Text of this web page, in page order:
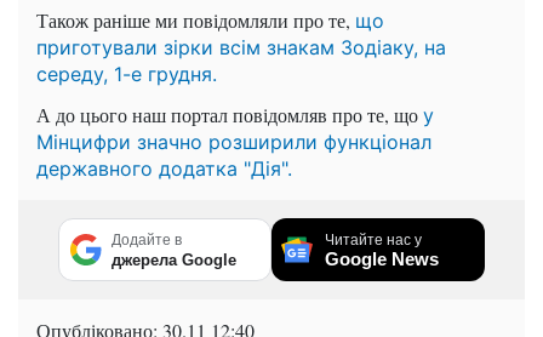
Також раніше ми повідомляли про те, що
приготували зірки всім знакам Зодіаку, на
середу, 1-е грудня.
А до цього наш портал повідомляв про те, що у
Мінцифри значно розширили функціонал
державного додатка "Дія".
Додайте в
джерела Google
Читайте нас у
Google News
Опубліковано: 30.11 12:40